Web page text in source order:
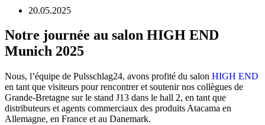
20.05.2025
Notre journée au salon HIGH END
Munich 2025
Nous, l’équipe de Pulsschlag24, avons profité du salon HIGH END
en tant que visiteurs pour rencontrer et soutenir nos collègues de
Grande-Bretagne sur le stand J13 dans le hall 2, en tant que
distributeurs et agents commerciaux des produits Atacama en
Allemagne, en France et au Danemark.